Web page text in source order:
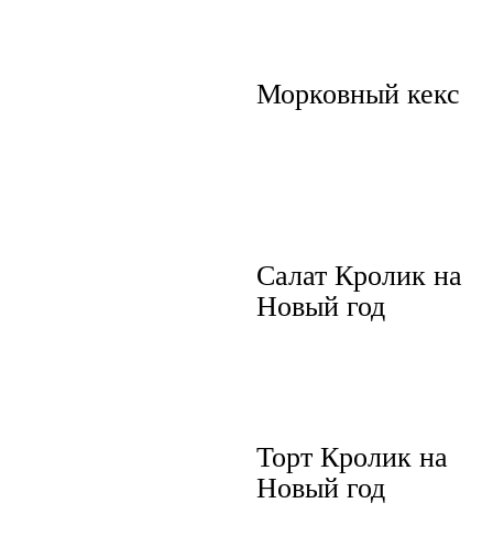
Морковный кекс
Салат Кролик на
Новый год
Торт Кролик на
Новый год